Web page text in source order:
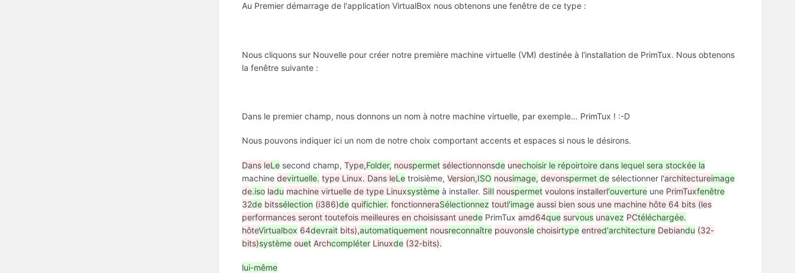
Au Premier démarrage de l'application VirtualBox nous obtenons une fenêtre de ce type :
Nous cliquons sur Nouvelle pour créer notre première machine virtuelle (VM) destinée à l'installation de PrimTux. Nous obtenons
la fenêtre suivante :
Dans le premier champ, nous donnons un nom à notre machine virtuelle, par exemple… PrimTux ! :-D
Nous pouvons indiquer ici un nom de notre choix comportant accents et espaces si nous le désirons.
Dans leLe second champ, Type,Folder, nouspermet sélectionnonsde unechoisir le répoirtoire dans lequel sera stockée la
machine devirtuelle. type Linux. Dans leLe troisième, Version,ISO nousimage, devonspermet de sélectionner l'architectureimage
de.iso ladu machine virtuelle de type Linuxsystème à installer. SiIl nouspermet voulons installerl'ouverture une PrimTuxfenêtre
32de bitssélection (i386)de quifichier. fonctionneraSélectionnez toutl'image aussi bien sous une machine hôte 64 bits (les
performances seront toutefois meilleures en choisissant unede PrimTux amd64que survous unavez PCtéléchargée.
hôteVirtualbox 64devrait bits),automatiquement nousreconnaître pouvonsle choisirtype entred'architecture Debiandu (32-
bits)système ouet Archcompléter Linuxde (32-bits).
lui-même